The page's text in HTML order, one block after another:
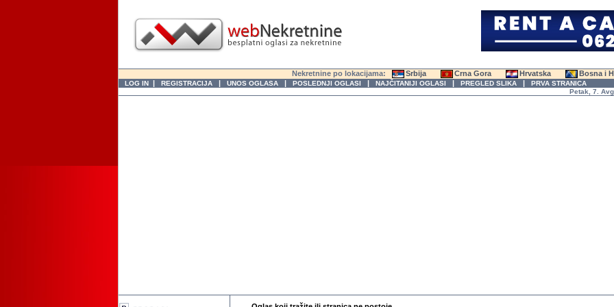
Nekretnine po lokacijama: Srbija Crna Gora Hrvatska Bosna i
LOG IN | REGISTRACIJA | UNOS OGLASA | POSLEDNJI OGLASI | NAJČITANIJI OGLASI | PREGLED SLIKA | PRVA STRANICA
Petak, 7. Avgust